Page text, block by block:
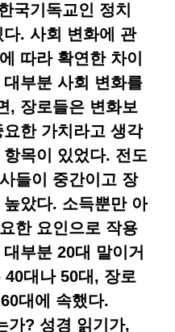
국기독교인 정치
. 사회 변화에 관
따라 확연한 차이
부분 사회 변화를
, 장로들은 변화보
한 가치라고 생각
목이 있었다. 전도
들이 중간이고 장
았다. 소득뿐만 아
한 요인으로 작용
부분 20대 말이거
40대나 50대, 장로
대에 속했다.
가? 성경 읽기가,